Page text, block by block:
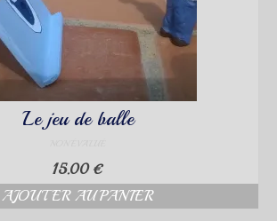
Le jeu de balle
15.00 €
AJOUTER AU PANIER